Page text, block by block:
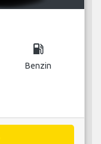
local_gas_station
Benzin